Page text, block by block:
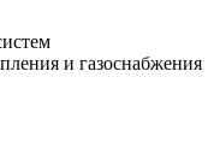
и газоснабжения